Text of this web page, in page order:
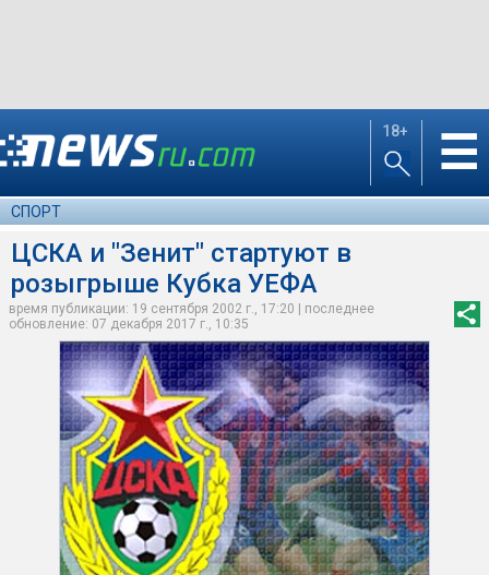
18+ ☰
СПОРТ
ЦСКА и "Зенит" стартуют в
розыгрыше Кубка УЕФА
время публикации: 19 сентября 2002 г., 17:20 | последнее
обновление: 07 декабря 2017 г., 10:35